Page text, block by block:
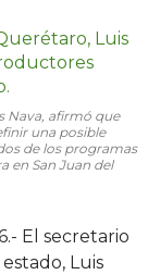
Nava, afirmó que
una posible
de los programas
en San Juan del
El secretario
Luis